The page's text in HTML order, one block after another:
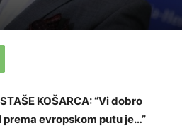
KOŠARCA: “Vi dobro
evropskom putu je…”